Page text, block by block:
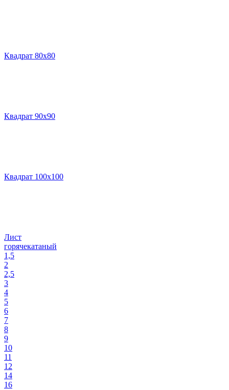
Квадрат 80х80
Квадрат 90х90
Квадрат 100х100
Лист
горячекатаный
1,5
2
2,5
3
4
5
6
7
8
9
10
11
12
14
16